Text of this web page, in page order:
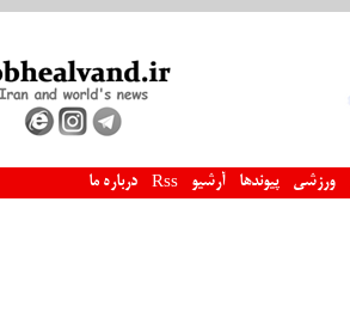
ورزشی پیوندها آرشیو Rss درباره ما